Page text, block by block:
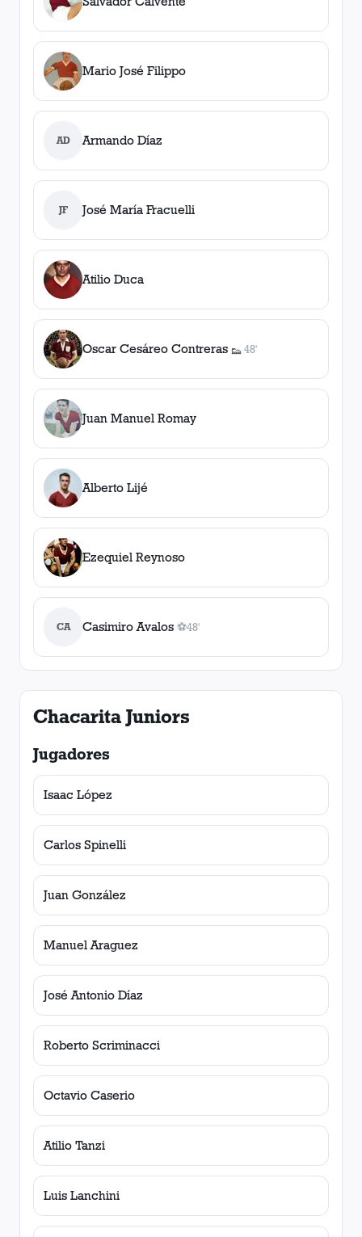
Mario José Filippo
AD Armando Díaz
JF José María Fracuelli
Atilio Duca
Oscar Cesáreo Contreras 👟
1asistencia
48'
Juan Manuel Romay
Alberto Lijé
Ezequiel Reynoso
CA Casimiro Avalos ⚽
1gol
48'
Chacarita Juniors
Jugadores
Isaac López
Carlos Spinelli
Juan González
Manuel Araguez
José Antonio Díaz
Roberto Scriminacci
Octavio Caserio
Atilio Tanzi
Luis Lanchini